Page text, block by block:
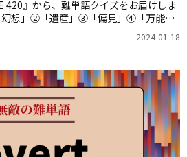
420』から、難単語クイズをお届けしま
想」②「遺産」③「偏見」④「万能
2024-01-18